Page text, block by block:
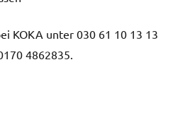
KOKA unter 030 61 10 13 13
4862835.